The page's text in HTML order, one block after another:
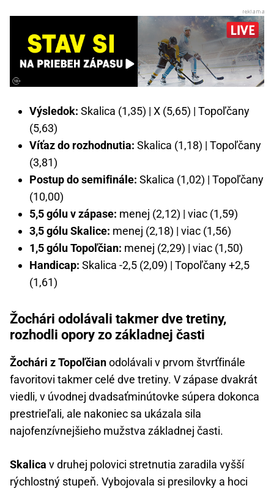
Výsledok: Skalica (1,35) | X (5,65) | Topoľčany
(5,63)
Víťaz do rozhodnutia: Skalica (1,18) | Topoľčany
(3,81)
Postup do semifinále: Skalica (1,02) | Topoľčany
(10,00)
5,5 gólu v zápase: menej (2,12) | viac (1,59)
3,5 gólu Skalice: menej (2,18) | viac (1,56)
1,5 gólu Topoľčian: menej (2,29) | viac (1,50)
Handicap: Skalica -2,5 (2,09) | Topoľčany +2,5
(1,61)
Žochári odolávali takmer dve tretiny,
rozhodli opory zo základnej časti
Žochári z Topoľčianodolávali v prvom štvrťfinále
favoritovi takmer celé dve tretiny. V zápase dvakrát
viedli, v úvodnej dvadsaťminútovke súpera dokonca
prestrieľali, ale nakoniec sa ukázala sila
najofenzívnejšieho mužstva základnej časti.
Skalica v druhej polovici stretnutia zaradila vyšší
rýchlostný stupeň. Vybojovala si presilovky a hoci